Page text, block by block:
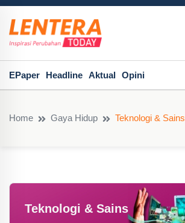
EPaper Headline Aktual Opini
Home Gaya Hidup Teknologi & Sains
Teknologi & Sains